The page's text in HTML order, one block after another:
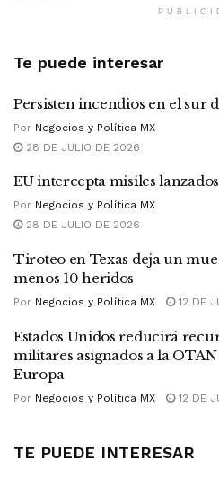
Te puede interesar
Persisten incendios en el sur
Por Negocios y Política MX
28 DE JULIO DE 2026
EU intercepta misiles
Por Negocios y Política MX
28 DE JULIO DE 2026
Tiroteo en Texas deja un
menos 10 heridos
Por Negocios y Política MX 12 DE
Estados Unidos reducirá
militares asignados a la
Europa
Por Negocios y Política MX 12 DE
TE PUEDE INTERESAR